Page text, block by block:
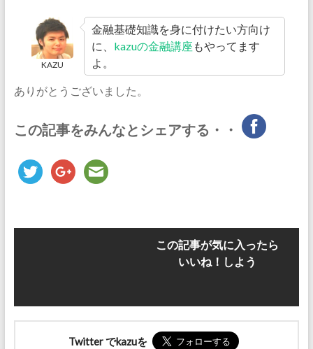
KAZU
金融基礎知識を身に付けたい方向け
に、 kazuの金融講座 もやってます
よ。
ありがとうございました。
この記事をみんなとシェアする・・
この記事が気に入ったら
いいね！しよう
Twitter でkazuを